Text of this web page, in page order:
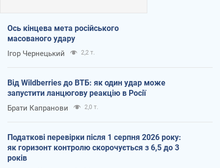
Ось кінцева мета російського
масованого удару
Ігор Чернецький 2,2 т.
Від Wildberries до ВТБ: як один удар може
запустити ланцюгову реакцію в Росії
Брати Капранови 2,0 т.
Податкові перевірки після 1 серпня 2026 року:
як горизонт контролю скорочується з 6,5 до 3
років